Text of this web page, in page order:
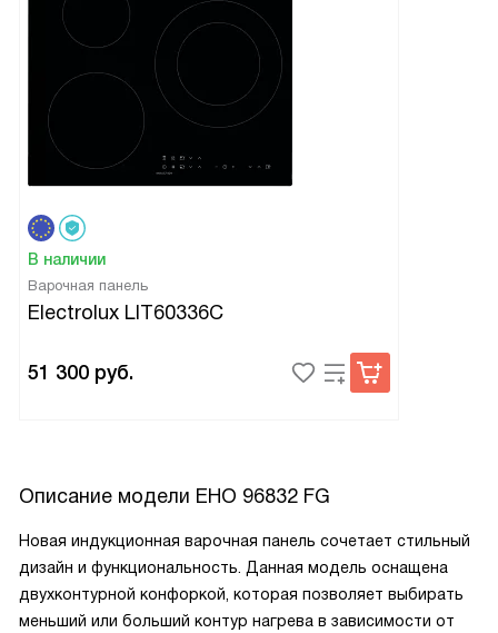
В наличии
Варочная панель
Electrolux LIT60336C
51 300 руб.
Описание модели EHO 96832 FG
Новая индукционная варочная панель сочетает стильный
дизайн и функциональность. Данная модель оснащена
двухконтурной конфоркой, которая позволяет выбирать
меньший или больший контур нагрева в зависимости от